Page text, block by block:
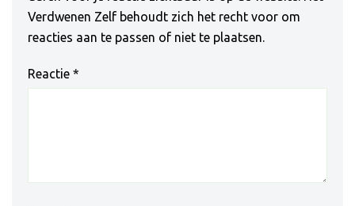
Verdwenen Zelf behoudt zich het recht voor om
reacties aan te passen of niet te plaatsen.
Reactie *